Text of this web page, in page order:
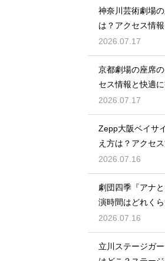
神奈川芸術劇場
は？アクセス情報
力を徹底解説
2026.07.17
京都劇場の座席
セス情報と快適に
事前にチェック
2026.07.17
Zepp大阪ベイサ
え方は？アクセ
楽しむポイントを
2026.07.16
劇団四季『アナ
演時間はどれくら
公演の長さを解説
2026.07.16
立川ステージガ